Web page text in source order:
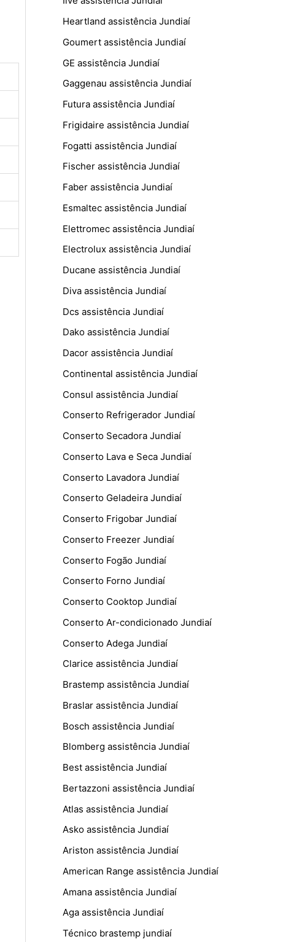
Heartland assistência Jundiaí
Goumert assistência Jundiaí
GE assistência Jundiaí
Gaggenau assistência Jundiaí
Futura assistência Jundiaí
Frigidaire assistência Jundiaí
Fogatti assistência Jundiaí
Fischer assistência Jundiaí
Faber assistência Jundiaí
Esmaltec assistência Jundiaí
Elettromec assistência Jundiaí
Electrolux assistência Jundiaí
Ducane assistência Jundiaí
Diva assistência Jundiaí
Dcs assistência Jundiaí
Dako assistência Jundiaí
Dacor assistência Jundiaí
Continental assistência Jundiaí
Consul assistência Jundiaí
Conserto Refrigerador Jundiaí
Conserto Secadora Jundiaí
Conserto Lava e Seca Jundiaí
Conserto Lavadora Jundiaí
Conserto Geladeira Jundiaí
Conserto Frigobar Jundiaí
Conserto Freezer Jundiaí
Conserto Fogão Jundiaí
Conserto Forno Jundiaí
Conserto Cooktop Jundiaí
Conserto Ar-condicionado Jundiaí
Conserto Adega Jundiaí
Clarice assistência Jundiaí
Brastemp assistência Jundiaí
Braslar assistência Jundiaí
Bosch assistência Jundiaí
Blomberg assistência Jundiaí
Best assistência Jundiaí
Bertazzoni assistência Jundiaí
Atlas assistência Jundiaí
Asko assistência Jundiaí
Ariston assistência Jundiaí
American Range assistência Jundiaí
Amana assistência Jundiaí
Aga assistência Jundiaí
Técnico brastemp jundiaí